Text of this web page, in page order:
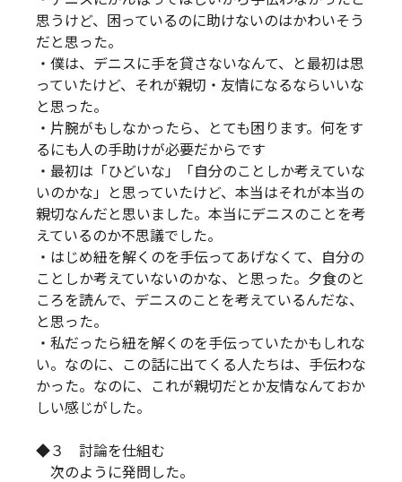
思うけど、困っているのに助けないのはかわいそう
だと思った。
・僕は、デニスに手を貸さないなんて、と最初は思
っていたけど、それが親切・友情になるならいいな
と思った。
・片腕がもしなかったら、とても困ります。何をす
るにも人の手助けが必要だからです
・最初は「ひどいな」「自分のことしか考えていな
いのかな」と思っていたけど、本当はそれが本当の
親切なんだと思いました。本当にデニスのことを考
えているのか不思議でした。
・はじめ紐を解くのを手伝ってあげなくて、自分の
ことしか考えていないのかな、と思った。夕食のと
ころを読んで、デニスのことを考えているんだな、
と思った。
・私だったら紐を解くのを手伝っていたかもしれな
い。なのに、この話に出てくる人たちは、手伝わな
かった。なのに、これが親切だとか友情なんておか
しい感じがした。
◆３ 討論を仕組む
次のように発問した。